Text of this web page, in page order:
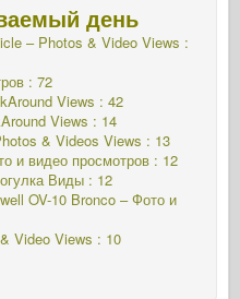
день
– Photos & Video Views :
: 72
Views : 42
Views : 14
& Videos Views : 13
и видео просмотров : 12
Виды : 12
OV-10 Bronco – Фото и
Video Views : 10